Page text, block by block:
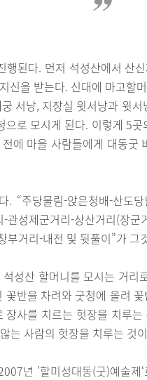
행된다. 먼저 석성산에서 산
신을 받는다. 신대에 마고할
서낭, 지장실 윗서낭과 윗
로 모시게 된다. 이렇게 5
에 마을 사람들에게 대동굿
“주당물림-앉은청배-산도
관성제군거리-상산거리(장
부거리-내전 및 뒷풀이”가 그
성산 할머니를 모시는 거리
반을 차려와 굿청에 올려
장사를 치르는 헛장을 치루
는 사람의 헛장을 치루는 것
년 ’할미성대동(굿)예술